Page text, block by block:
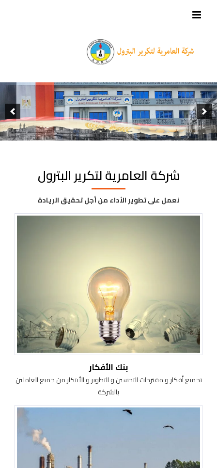
شركة العامرية لتكرير البترول
نعمل على تطوير الأداء من أجل تحقيق الريادة
بنك الأفكار
تجميع أفكار و مقترحات التحسين و التطوير و الأبتكار من جميع العاملين
بالشركة